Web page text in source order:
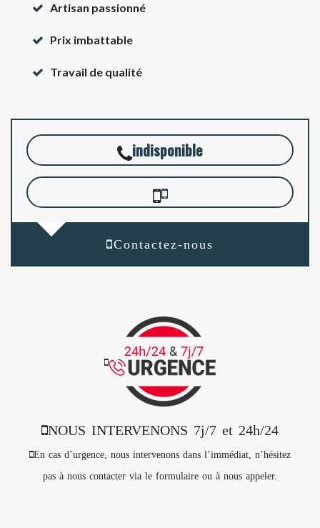
Artisan passionné
Prix imbattable
Travail de qualité
indisponible
Contactez-nous
NOUS INTERVENONS 7j/7 et 24h/24
En cas d’urgence, nous intervenons dans l’immédiat, n’hésitez
pas à nous contacter via le formulaire ou à nous appeler.